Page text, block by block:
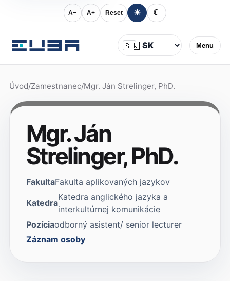
A− A+ Reset ☀ ☾
Menu
Jazyk
🇸🇰
Úvod/Zamestnanec/Mgr. Ján Strelinger, PhD.
Mgr. Ján
Strelinger, PhD.
FakultaFakulta aplikovaných jazykov
Katedra
Katedra anglického jazyka a
interkultúrnej komunikácie
Pozíciaodborný asistent/ senior lecturer
Záznam osoby